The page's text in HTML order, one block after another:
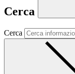
Cerca
Cerca